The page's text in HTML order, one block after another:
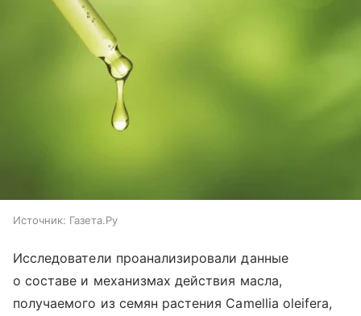
Источник: Газета.Ру
Исследователи проанализировали данные
о составе и механизмах действия масла,
получаемого из семян растения Camellia oleifera,